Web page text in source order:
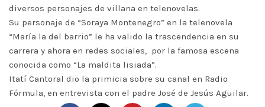
diversos personajes de villana en telenovelas.
Su personaje de “Soraya Montenegro” en la telenovela
“María la del barrio” le ha valido la trascendencia en su
carrera y ahora en redes sociales, por la famosa escena
conocida como “La maldita lisiada”.
Itatí Cantoral dio la primicia sobre su canal en Radio
Fórmula, en entrevista con el padre José de Jesús Aguilar.